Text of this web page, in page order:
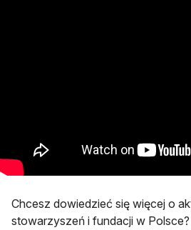
Chcesz dowiedzieć się więcej o
stowarzyszeń i fundacji w